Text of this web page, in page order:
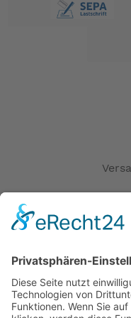
seidenweiche und
Ausgleichswellen
Vibrationen auf ein
unbeschwert genießen.
Experten Tipps
Folgen Sie einfach
informationen, wie z.B.
der